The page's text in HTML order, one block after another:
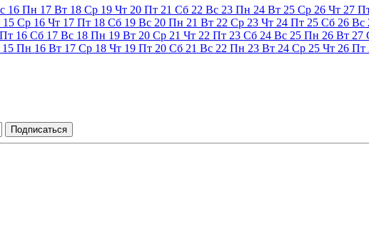
16 Пн 17 Вт 18 Ср 19 Чт 20 Пт 21 Сб 22 Вс 23 Пн 24 Вт 25 Ср 26 Чт 27
15 Ср 16 Чт 17 Пт 18 Сб 19 Вс 20 Пн 21 Вт 22 Ср 23 Чт 24 Пт 25 Сб 26 Вс
Пт 16 Сб 17 Вс 18 Пн 19 Вт 20 Ср 21 Чт 22 Пт 23 Сб 24 Вс 25 Пн 26 Вт 27
15 Пн 16 Вт 17 Ср 18 Чт 19 Пт 20 Сб 21 Вс 22 Пн 23 Вт 24 Ср 25 Чт 26 Пт